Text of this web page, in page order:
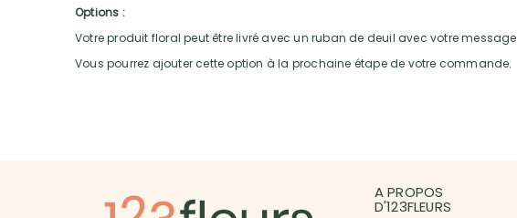
Options :
Votre produit floral peut être livré avec un ruban de deuil avec votre
Vous pourrez ajouter cette option à la prochaine étape de votre commande.
A PROPOS
D'123FLEURS